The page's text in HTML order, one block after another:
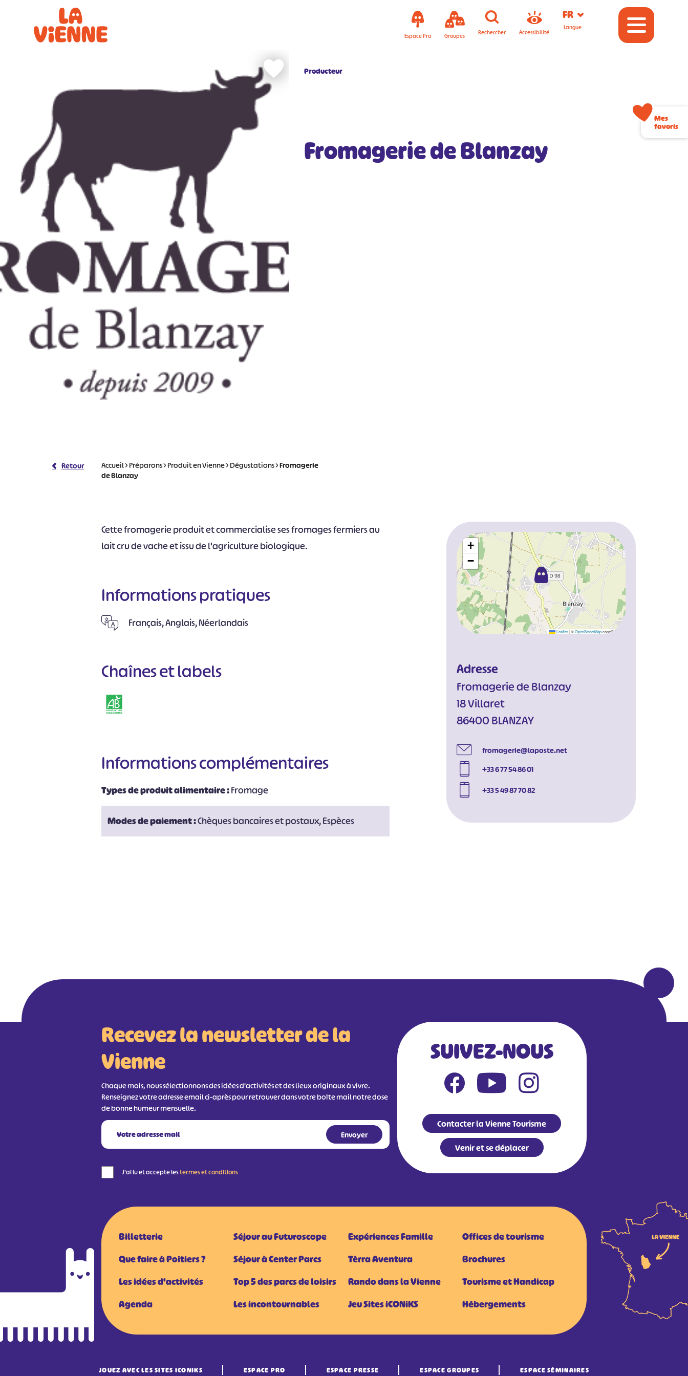
Espace Pro Groupes Rechercher Accessibilité
FR
Langue
Producteur
Fromagerie de Blanzay
Retour Accueil>Préparons>Produit en Vienne>Dégustations>Fromagerie
de Blanzay
Cette fromagerie produit et commercialise ses fromages fermiers au
lait cru de vache et issu de l'agriculture biologique.
Informations pratiques
Français, Anglais, Néerlandais
Chaînes et labels
Informations complémentaires
Types de produit alimentaire :Fromage
Modes de paiement :Chèques bancaires et postaux, Espèces
+
−
Leaflet|©OpenStreetMapcontributors
Adresse
Fromagerie de Blanzay
18 Villaret
86400 BLANZAY
fromagerie@laposte.net
+33 6 77 54 86 01
+33 5 49 87 70 82
Recevez la newsletter de la
Vienne
Chaque mois, nous sélectionnons des idées d'activités et des lieux originaux à vivre.
Renseignez votre adresse email ci-après pour retrouver dans votre boîte mail notre dose
de bonne humeur mensuelle.
J'ai lu et accepte lestermes et conditions
SUIVEZ-NOUS
Contacter la Vienne Tourisme
Venir et se déplacer
Billetterie
Que faire à Poitiers ?
Les idées d'activités
Agenda
Séjour au Futuroscope
Séjour à Center Parcs
Top 5 des parcs de loisirs
Les incontournables
Expériences Famille
Tèrra Aventura
Rando dans la Vienne
Jeu Sites iCONiKS
Offices de tourisme
Brochures
Tourisme et Handicap
Hébergements
JOUEZ AVEC LES SITES ICONIKS ESPACE PRO ESPACE PRESSE ESPACE GROUPES ESPACE SÉMINAIRES
#
Mes
favoris
Panneau de gestion des cookies